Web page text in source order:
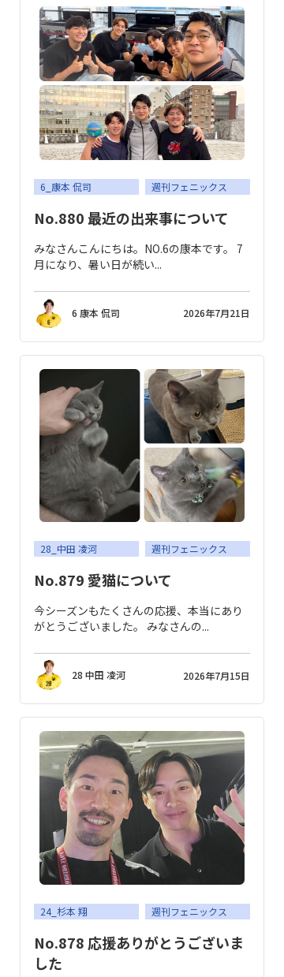
6_康本 侃司 週刊フェニックス
No.880 最近の出来事について
みなさんこんにちは。NO.6の康本です。 7
月になり、暑い日が続い...
6 康本 侃司 2026年7月21日
28_中田 凌河 週刊フェニックス
No.879 愛猫について
今シーズンもたくさんの応援、本当にあり
がとうございました。 みなさんの...
28 中田 凌河 2026年7月15日
24_杉本 翔 週刊フェニックス
No.878 応援ありがとうございま
した